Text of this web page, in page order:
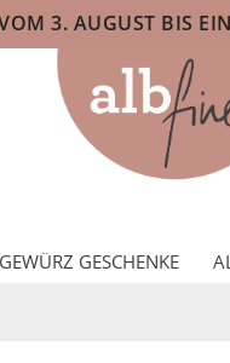
3. AUGUST BIS
GEWÜRZ GESCHENKE